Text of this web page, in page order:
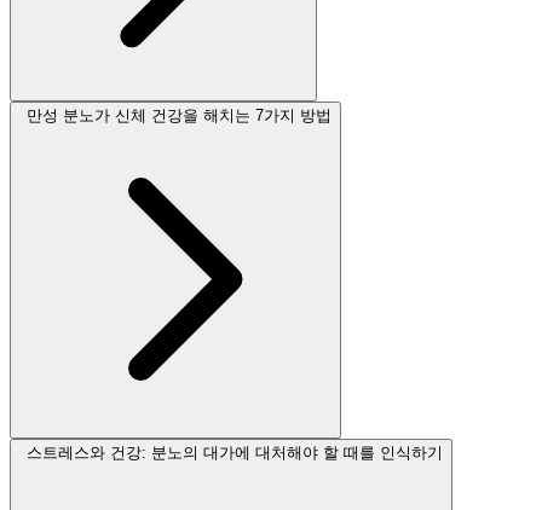
만성 분노가 신체 건강을 해치는 7가지 방법
스트레스와 건강: 분노의 대가에 대처해야 할 때를 인식하기